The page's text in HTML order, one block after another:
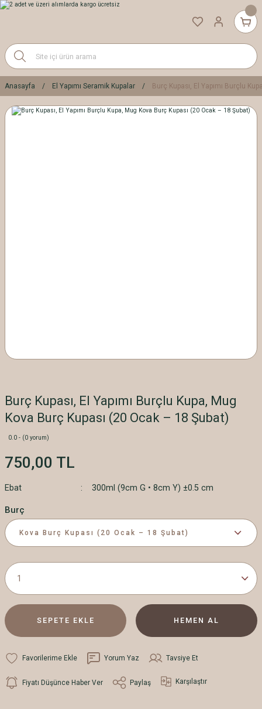
Anasayfa El Yapımı Seramik Kupalar Burç Kupası, El Yapımı Burçlu
Burç Kupası, El Yapımı Burçlu Kupa, Mug
Kova Burç Kupası (20 Ocak – 18 Şubat)
0.0 - (0 yorum)
750,00 TL
Ebat 300ml (9cm G • 8cm Y) ±0.5 cm
Burç
SEPETE EKLE HEMEN AL
Yorum Yaz Tavsiye Et
Fiyatı Düşünce Haber Ver Paylaş Karşılaştır